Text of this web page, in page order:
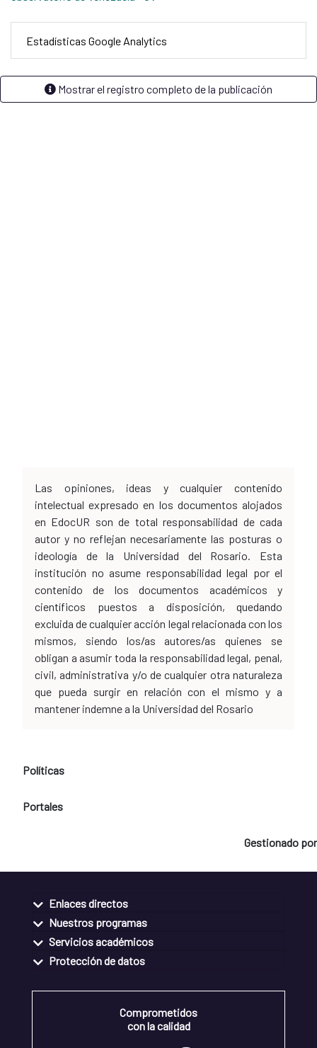
Estadísticas Google Analytics
Mostrar el registro completo de la publicación
Las opiniones, ideas y cualquier contenido
intelectual expresado en los documentos alojados
en EdocUR son de total responsabilidad de cada
autor y no reflejan necesariamente las posturas o
ideología de la Universidad del Rosario. Esta
institución no asume responsabilidad legal por el
contenido de los documentos académicos y
científicos puestos a disposición, quedando
excluida de cualquier acción legal relacionada con los
mismos, siendo los/as autores/as quienes se
obligan a asumir toda la responsabilidad legal, penal,
civil, administrativa y/o de cualquier otra naturaleza
que pueda surgir en relación con el mismo y a
mantener indemne a la Universidad del Rosario
Políticas
Portales
Gestionado por
Enlaces directos
Nuestros programas
Servicios académicos
Protección de datos
Comprometidos
con la calidad